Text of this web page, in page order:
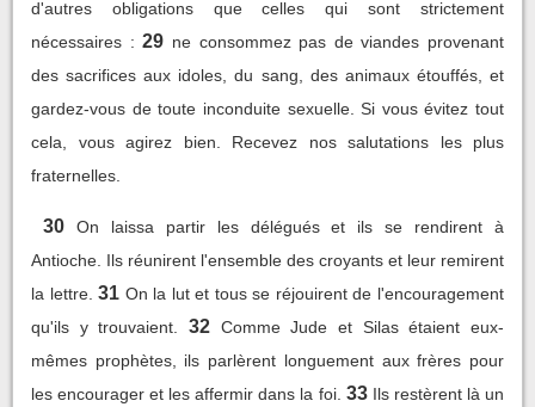
d'autres obligations que celles qui sont strictement
nécessaires : 29 ne consommez pas de viandes provenant
des sacrifices aux idoles, du sang, des animaux étouffés, et
gardez-vous de toute inconduite sexuelle. Si vous évitez tout
cela, vous agirez bien. Recevez nos salutations les plus
fraternelles.
30
On laissa partir les délégués et ils se rendirent à
Antioche. Ils réunirent l'ensemble des croyants et leur remirent
la lettre. 31 On la lut et tous se réjouirent de l'encouragement
qu'ils y trouvaient.
32 Comme Jude et Silas étaient eux-
mêmes prophètes, ils parlèrent longuement aux frères pour
les encourager et les affermir dans la foi. 33 Ils restèrent là un